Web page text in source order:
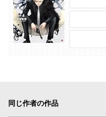
同じ作者の作品